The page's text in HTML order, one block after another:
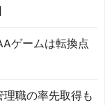
ゲームは転換点
職の率先取得も